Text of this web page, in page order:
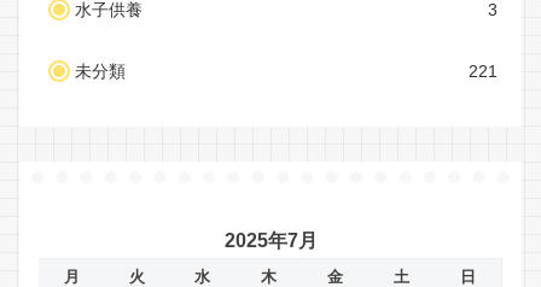
水子供養 3
未分類 221
2025年7月
月 火 水 木 金 土
日